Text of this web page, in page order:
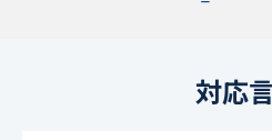
対応